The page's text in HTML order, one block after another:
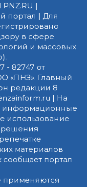
|
портал | Для
в сфере
и массовых
- 82747 от
«ПНЗ». Главный
редакции 8
| На
информационные
использование
материалов
сообщает портал
применяются